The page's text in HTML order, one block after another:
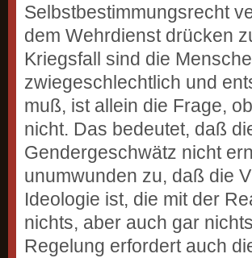
Selbstbestimmungsrecht
dem Wehrdienst drücken
Kriegsfall sind die
zwiegeschlechtlich und
muß, ist allein die Frage,
nicht. Das bedeutet, daß
Gendergeschwätz nicht
unumwunden zu, daß die
Ideologie ist, die mit der
nichts, aber auch gar
Regelung erfordert auch